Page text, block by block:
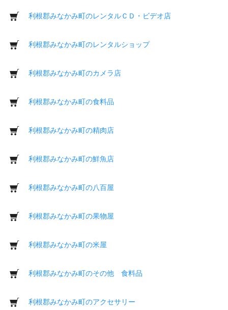
利根郡みなかみ町のレンタルＣＤ・ビデオ店
利根郡みなかみ町のレンタルショップ
利根郡みなかみ町のカメラ店
利根郡みなかみ町の食料品
利根郡みなかみ町の精肉店
利根郡みなかみ町の鮮魚店
利根郡みなかみ町の八百屋
利根郡みなかみ町の果物屋
利根郡みなかみ町の米屋
利根郡みなかみ町のその他 食料品
利根郡みなかみ町のアクセサリー